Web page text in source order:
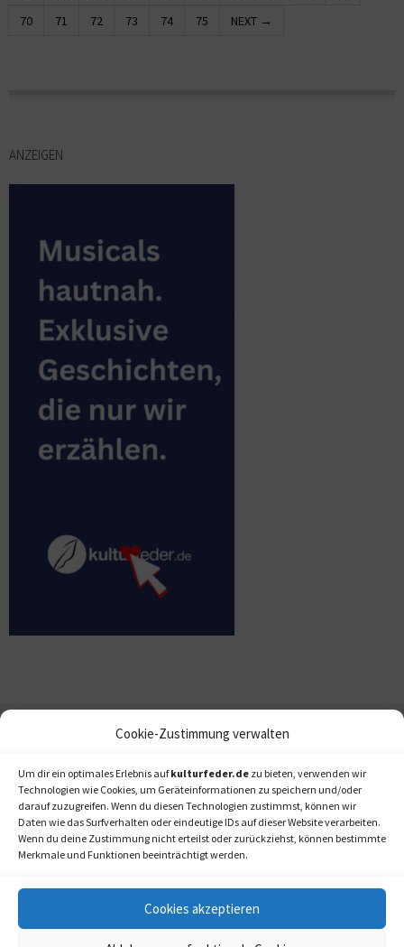
Cookie-Zustimmung verwalten
Um dir ein optimales Erlebnis aufkulturfeder.de zu bieten, verwenden wir
Technologien wie Cookies, um Geräteinformationen zu speichern und/oder
darauf zuzugreifen. Wenn du diesen Technologien zustimmst, können wir
Daten wie das Surfverhalten oder eindeutige IDs auf dieser Website verarbeiten.
Wenn du deine Zustimmung nicht erteilst oder zurückziehst, können bestimmte
Merkmale und Funktionen beeinträchtigt werden.
Cookies akzeptieren
70
71 72 73 74 75 NEXT →
ANZEIGEN